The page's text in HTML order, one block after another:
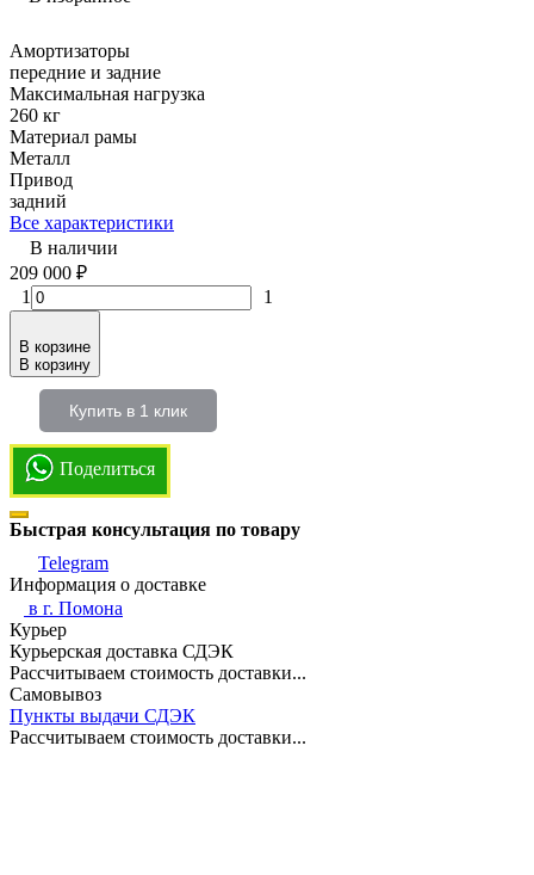
Амортизаторы
передние и задние
Максимальная нагрузка
260 кг
Материал рамы
Металл
Привод
задний
Все характеристики
В наличии
209 000 ₽
1
1
В корзине
В корзину
Купить в 1 клик
Поделиться
Быстрая консультация по товару
Telegram
Информация о доставке
в г. Помона
Курьер
Курьерская доставка СДЭК
Рассчитываем стоимость доставки...
Самовывоз
Пункты выдачи СДЭК
Рассчитываем стоимость доставки...